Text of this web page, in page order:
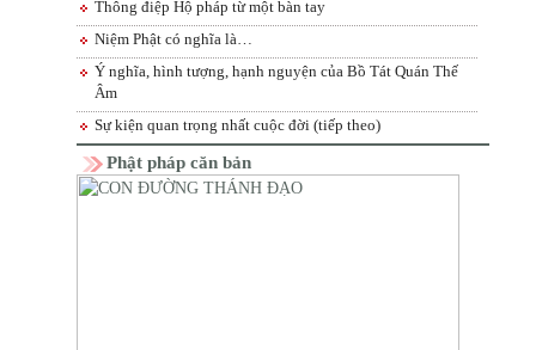
Thông điệp Hộ pháp từ một bàn tay
Niệm Phật có nghĩa là…
Ý nghĩa, hình tượng, hạnh nguyện của Bồ Tát Quán Thế
Âm
Sự kiện quan trọng nhất cuộc đời (tiếp theo)
Phật pháp căn bản